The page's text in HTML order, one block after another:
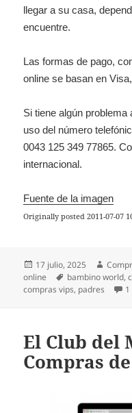
llegar a su casa,
encuentre.
Las formas de pago,
online se basan en
Si tiene algún
uso del número
0043 125 349 77865.
internacional.
Fuente de la imagen
Originally posted 2011-07-07
Publicado
el
17 julio, 2025 Autor
online
Etiquetas
bambino world,
compras vips, padres
El Club del
Compras